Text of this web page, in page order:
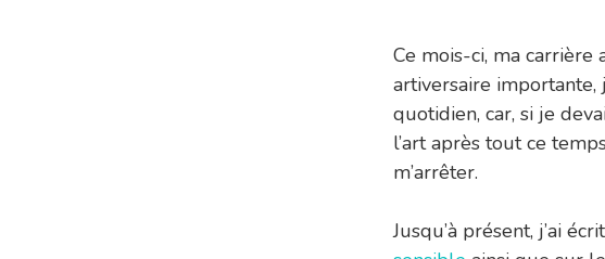
Ce mois-ci, ma
artiversaire
quotidien, car, si je
l’art après tout ce
m’arrêter.
Jusqu’à présent, j’ai